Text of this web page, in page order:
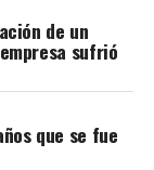
de un
sufrió
que se fue